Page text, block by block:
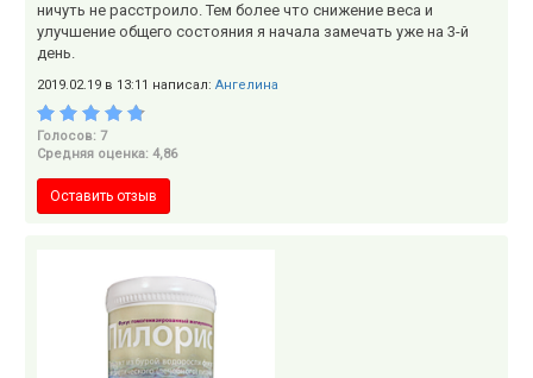
ничуть не расстроило. Тем более что снижение веса и
улучшение общего состояния я начала замечать уже на 3-й
день.
2019.02.19 в 13:11 написал: Ангелина
Голосов: 7
Средняя оценка: 4,86
Оставить отзыв